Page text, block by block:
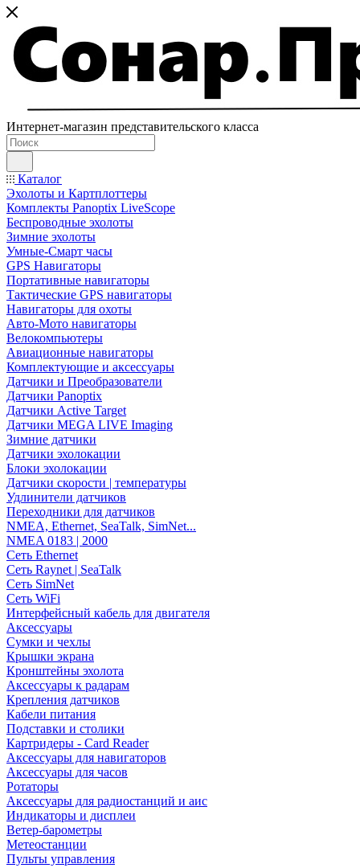
Интернет-магазин представительского класса
Каталог
Эхолоты и Картплоттеры
Комплекты Panoptix LiveScope
Беспроводные эхолоты
Зимние эхолоты
Умные-Смарт часы
GPS Навигаторы
Портативные навигаторы
Тактические GPS навигаторы
Навигаторы для охоты
Авто-Мото навигаторы
Велокомпьютеры
Авиационные навигаторы
Комплектующие и аксессуары
Датчики и Преобразователи
Датчики Panoptix
Датчики Active Target
Датчики MEGA LIVE Imaging
Зимние датчики
Датчики эхолокации
Блоки эхолокации
Датчики скорости | температуры
Удлинители датчиков
Переходники для датчиков
NMEA, Ethernet, SeaTalk, SimNet...
NMEA 0183 | 2000
Сеть Ethernet
Сеть Raynet | SeaTalk
Сеть SimNet
Сеть WiFi
Интерфейсный кабель для двигателя
Аксессуары
Сумки и чехлы
Крышки экрана
Кронштейны эхолота
Аксессуары к радарам
Крепления датчиков
Кабели питания
Подставки и столики
Картридеры - Card Reader
Аксессуары для навигаторов
Аксессуары для часов
Ротаторы
Аксессуары для радиостанций и аис
Индикаторы и дисплеи
Ветер-барометры
Метеостанции
Пульты управления